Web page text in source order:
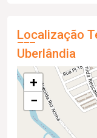
Localização
Uberlândia
+
−